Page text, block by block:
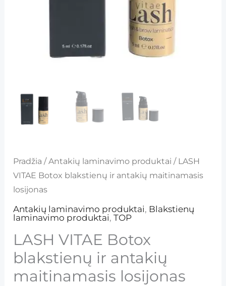
Pradžia /Antakių laminavimo produktai / LASH
VITAE Botox blakstienų ir antakių maitinamasis
losijonas
Antakių laminavimo produktai, Blakstienų
laminavimo produktai,TOP
LASH VITAE Botox
blakstienų ir antakių
maitinamasis losijonas